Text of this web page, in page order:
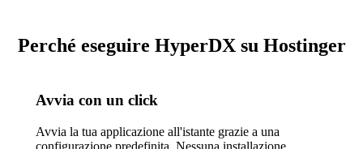
Perché eseguire HyperDX su Hostinger
Avvia con un click
Avvia la tua applicazione all'istante grazie a una
configurazione predefinita. Nessuna installazione